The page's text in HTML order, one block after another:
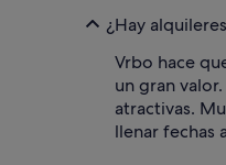
¿Hay
Vrbo hace
un gran
atractivas.
llenar fechas